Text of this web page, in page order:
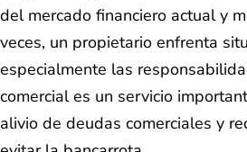
del mercado financiero actual y
veces, un propietario enfrenta
especialmente las
comercial es un servicio
alivio de deudas comerciales y